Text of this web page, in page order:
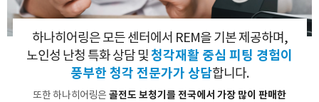
하나히어링은 모든 센터에서 REM을 기본 제공하며,
노인성 난청 특화 상담 및청각재활 중심 피팅 경험이
풍부한 청각 전문가가 상담합니다.
또한 하나히어링은 골전도 보청기를 전국에서 가장 많이 판매한
개인정보 수집, 이용에 동의합니다.